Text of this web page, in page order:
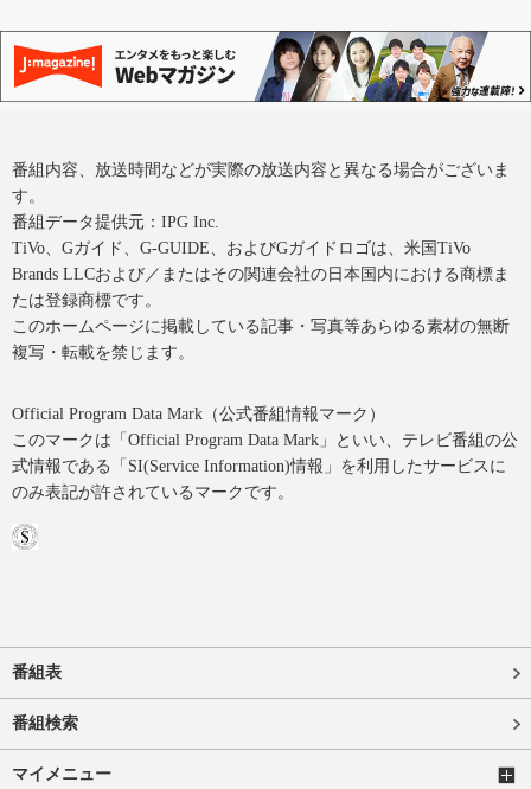
番組内容、放送時間などが実際の放送内容と異なる場合がございま
す。
番組データ提供元：IPG Inc.
TiVo、Gガイド、G-GUIDE、およびGガイドロゴは、米国TiVo
Brands LLCおよび／またはその関連会社の日本国内における商標ま
たは登録商標です。
このホームページに掲載している記事・写真等あらゆる素材の無断
複写・転載を禁じます。
Official Program Data Mark（公式番組情報マーク）
このマークは「Official Program Data Mark」といい、テレビ番組の公
式情報である「SI(Service Information)情報」を利用したサービスに
のみ表記が許されているマークです。
番組表
番組検索
マイメニュー